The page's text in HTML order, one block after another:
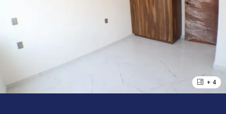
+ 4